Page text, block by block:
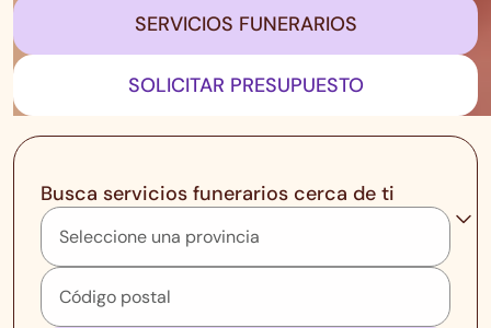
SOLICITAR PRESUPUESTO
SERVICIOS FUNERARIOS
Busca servicios funerarios cerca de ti